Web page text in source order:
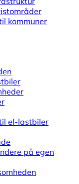
kommuner
el-lastbiler
på egen